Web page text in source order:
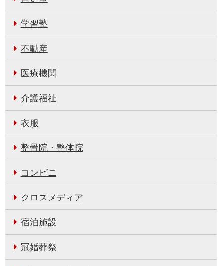
学習塾
不動産
医療機関
介護福祉
衣服
整骨院・整体院
コンビニ
クロスメディア
宿泊施設
冠婚葬祭